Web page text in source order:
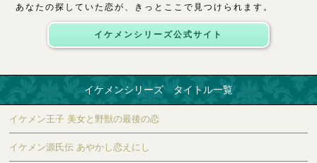
あなたの探していた恋が、きっとここで見つけられます。
イケメンシリーズ公式サイト
イケメンシリーズ タイトル一覧
イケメン王子 美女と野獣の最後の恋
イケメン源氏伝 あやかし恋えにし